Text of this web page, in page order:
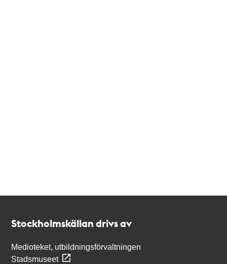
Stockholmskällan drivs av
Medioteket, utbildningsförvaltningen
Stadsmuseet